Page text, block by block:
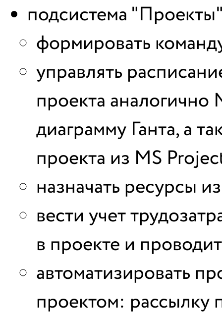
подсистема
формировать
управлять
проекта аналогично
диаграмму Ганта, а
проекта из MS
назначать ресурсы
вести учет
в проекте и
автоматизировать
проектом: рассылку